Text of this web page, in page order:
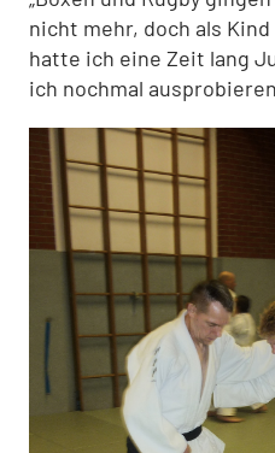
nicht mehr, doch als
hatte ich eine Zeit lang
ich nochmal